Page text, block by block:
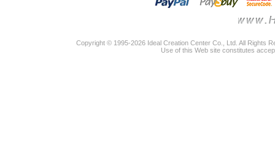
Copyright © 1995-2026 Ideal Creation Center Co., Ltd. All Rights
Use of this Web site constitutes